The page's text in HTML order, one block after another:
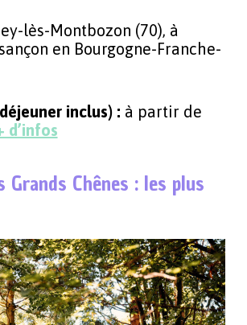
lès-Montbozon (70), à
en Bourgogne-Franche-
inclus) : à partir de
d’infos
Grands Chênes : les plus